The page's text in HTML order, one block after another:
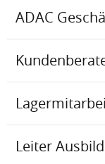
ADAC
Leiter